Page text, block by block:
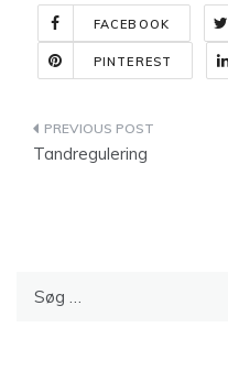
FACEBOOK
PINTEREST
Tandregulering
efter: